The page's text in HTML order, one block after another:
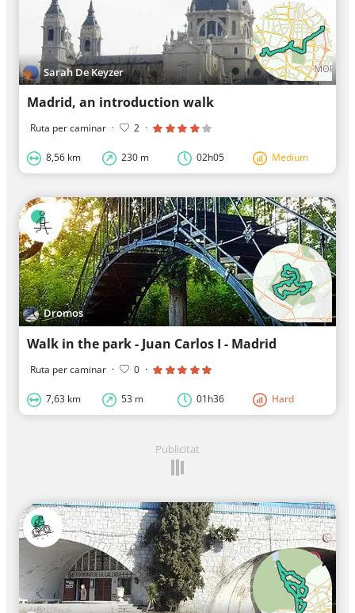
Sarah De Keyzer
Madrid, an introduction walk
Ruta per caminar · 2 ·
8,56 km 230 m 02h05 Medium
Dromos
Walk in the park - Juan Carlos I - Madrid
Ruta per caminar · 0 ·
7,63 km 53 m 01h36 Hard
Publicitat